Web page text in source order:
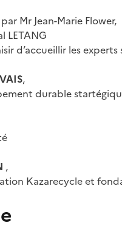
Mr Jean-Marie Flower,
LETANG
d’accueillir les experts
,
durable
,
Kazarecycle et